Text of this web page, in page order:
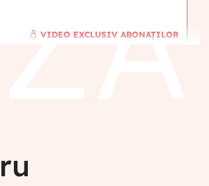
VIDEO EXCLUSIV ABONAȚILOR